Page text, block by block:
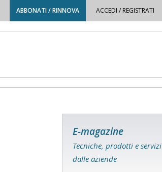
ABBONATI / RINNOVA ACCEDI / REGISTRATI
E-magazine
Tecniche, prodotti e servizi
dalle aziende